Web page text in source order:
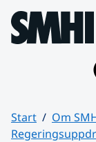
Hoppa till sidans
Start
Om